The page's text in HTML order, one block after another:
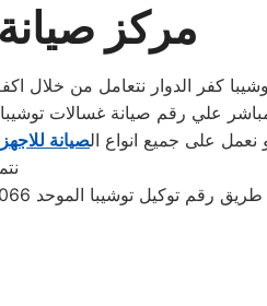
مركز صيانة
كفر الدوار نتعامل من خلال
علي رقم صيانة غسالات
نعمل على جميع انواع الصيانة
الالكترونى او الارقام المبينة بالموقع . يتم خلال دقائق تسجيل الطلب ويتابع مندوب خاص